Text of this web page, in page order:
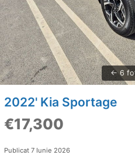
6
2022' Kia Sportage
€17,300
Publicat 7 Iunie 2026